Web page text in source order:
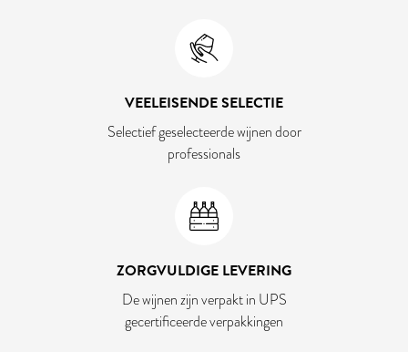
VEELEISENDE SELECTIE
Selectief geselecteerde wijnen door
professionals
ZORGVULDIGE LEVERING
De wijnen zijn verpakt in UPS
gecertificeerde verpakkingen